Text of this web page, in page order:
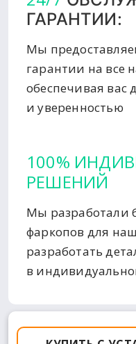
ГАРАНТИИ:
Мы
гарантии на все
обеспечивая вас
и уверенностью
100%
РЕШЕНИЙ
Мы разработали
фаркопов для
разработать
в